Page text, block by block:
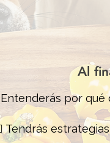
Al
Entenderás por
Tendrás